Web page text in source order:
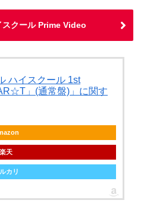
スクール Prime Video
ハイスクール 1st
」(通常盤)」に関す
楽天
カリ